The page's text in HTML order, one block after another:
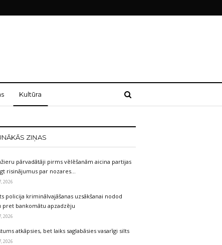
Kultūra
ZIŅAS
pārvadātāji pirms vēlēšanām aicina partijas
risinājumus par nozares…
2026
policija kriminālvajāšanas uzsākšanai nodod
pret bankomātu apzadzēju
2026
atkāpsies, bet laiks saglabāsies vasarīgi silts
2026